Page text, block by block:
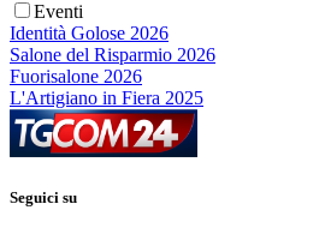
Eventi
Identità Golose 2026
Salone del Risparmio 2026
Fuorisalone 2026
L'Artigiano in Fiera 2025
Seguici su